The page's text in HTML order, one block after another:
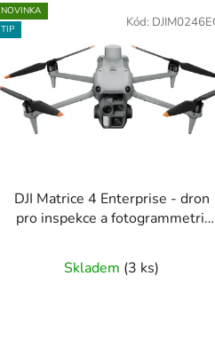
NOVINKA
TIP
DJI Matrice 4 Enterprise - dron
pro inspekce a fotogrammetrii
hodnocení
Skladem (3 ks)
Kód: